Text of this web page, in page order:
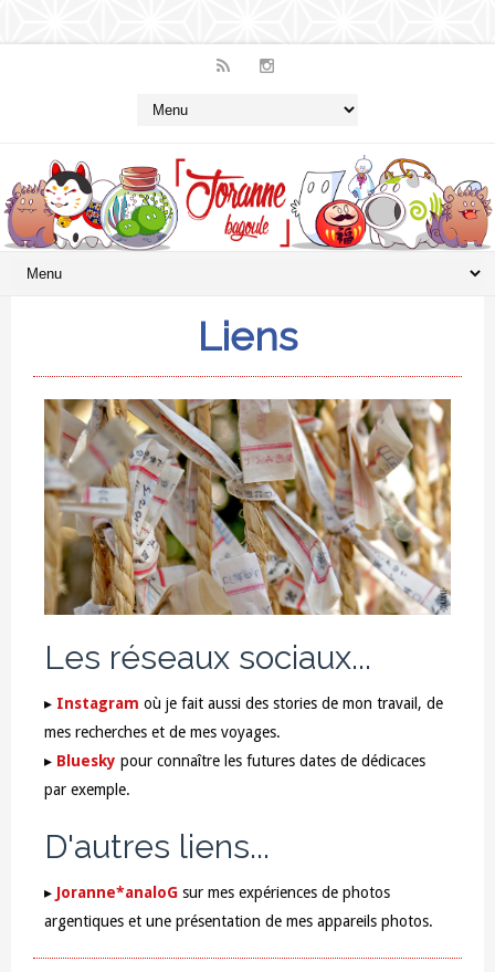
Liens
Les réseaux sociaux...
▸ Instagram où je fait aussi des stories de mon travail, de
mes recherches et de mes voyages.
▸ Bluesky pour connaître les futures dates de dédicaces
par exemple.
D'autres liens...
▸ Joranne*analoG sur mes expériences de photos
argentiques et une présentation de mes appareils photos.